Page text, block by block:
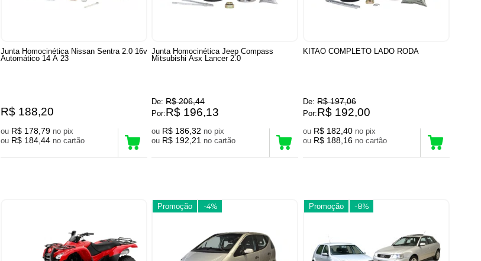
Junta Homocinética Nissan Sentra 2.0 16v
Automático 14 A 23
R$ 188,20
ou R$ 178,79
no pix
ou R$ 184,44 no cartão
Junta Homocinética Jeep Compass
Mitsubishi Asx Lancer 2.0
De: R$ 206,44
Por:R$ 196,13
ou R$ 186,32
no pix
ou R$ 192,21 no cartão
KITAO COMPLETO LADO RODA
De: R$ 197,06
Por:R$ 192,00
ou R$ 182,40
no pix
ou R$ 188,16 no cartão
Promoção -4% Promoção -8%